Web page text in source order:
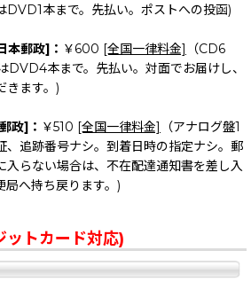
DVD1本まで。先払い。ポストへの投函)
本郵政]： ￥600 [全国一律料金]
（CD6
DVD4本まで。先払い。対面でお届けし、
きます。)
政]： ￥510 [全国一律料金]
（アナログ盤1
、追跡番号ナシ。到着日時の指定ナシ。郵
入らない場合は、不在配達通知書を差し入
局へ持ち戻ります。)
ットカード対応)